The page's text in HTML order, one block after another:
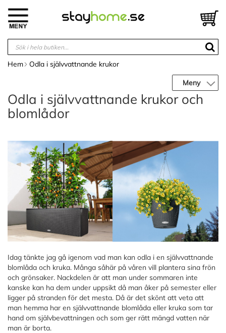
innehållet
Hem Odla i självvattnande krukor
Odla i självvattnande krukor och
blomlådor
Idag tänkte jag gå igenom vad man kan odla i en självvattnande
blomlåda och kruka. Många såhär på våren vill plantera sina frön
och grönsaker. Nackdelen är att man under sommaren inte
kanske kan ha dem under uppsikt då man åker på semester eller
ligger på stranden för det mesta. Då är det skönt att veta att
man hemma har en självvattnande blomlåda eller kruka som tar
hand om självbevattningen och som ger rätt mängd vatten när
man är borta.
Meny